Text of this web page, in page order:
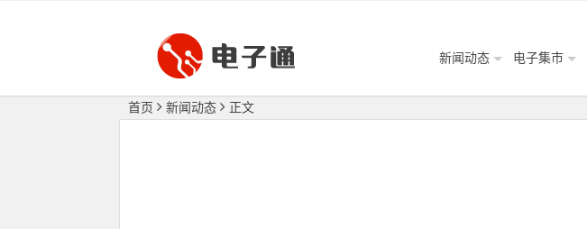
新闻动态 电子集市
首页 新闻动态 正文